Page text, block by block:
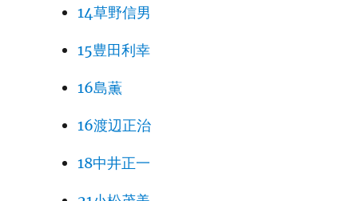
14草野信男
15豊田利幸
16島薫
16渡辺正治
18中井正一